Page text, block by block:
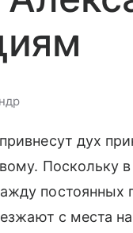
дух
Поскольку
постоянных
с места